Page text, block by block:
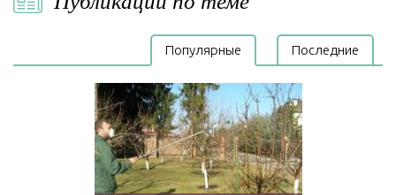
Популярные Последние